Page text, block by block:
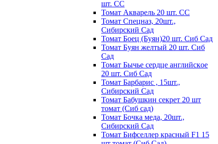
шт. СС
Томат Акварель 20 шт. СС
Томат Спецназ, 20шт.,
Сибирский Сад
Томат Боец (Буян)20 шт. Сиб Сад
Томат Бyян жeлтый 20 шт. Сиб
Сaд
Томат Бычьe cepдцe aнглийcкoe
20 шт. Сиб Сaд
Томат Барбарис , 15шт.,
Сибирский Сад
Томат Бабушкин секрет 20 шт
томат (Сиб сад)
Томат Бочка меда, 20шт.,
Сибирский Сад
Томат Бифселлер красный F1 15